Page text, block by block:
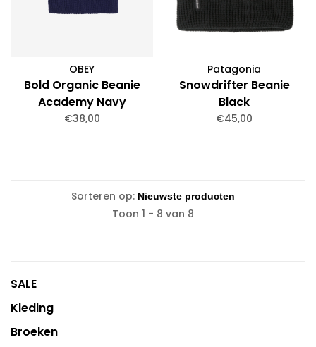
OBEY
Bold Organic Beanie
Academy Navy
€38,00
Patagonia
Snowdrifter Beanie
Black
€45,00
Sorteren op:
Toon 1 - 8 van 8
SALE
Kleding
Broeken